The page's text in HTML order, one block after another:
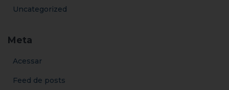
Uncategorized
Meta
Acessar
Feed de posts